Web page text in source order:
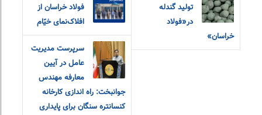
تولید گندله
در«فولاد
خراسان»
فولاد خراسان از
افلاک‌نمای خیّام
سرپرست مدیریت
عامل در آیین
معارفه مهندس
جوانبخت: راه اندازی کارخانه
کنسانتره سنگان برای پایداری